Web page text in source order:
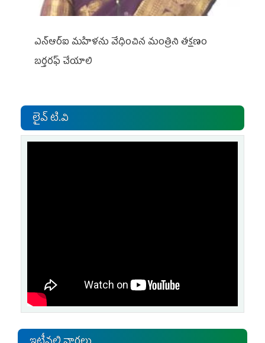
ఎన్ఆర్ఐ మహిళను వేధించిన మంత్రిని త‌క్ష‌ణం
బ‌ర్త‌ర‌ఫ్ చేయాలి
లైవ్ టి.వి